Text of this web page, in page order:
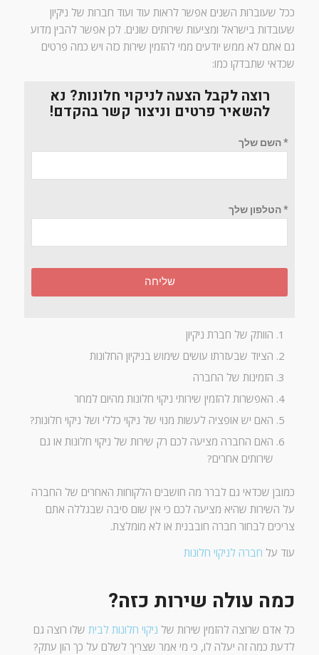
ככל שעוברות השנים אפשר לראות עוד ועוד חברות של ניקיון
שעובדות בישראל ומציעות שירותים שונים. לכן אפשר להבין מדוע
גם אתם לא ממש יודעים ממי להזמין שירות כזה ויש כמה פרטים
שכדאי שתבדקו כמו:
רוצה לקבל הצעה לניקוי חלונות? נא
להשאיר פרטים וניצור קשר בהקדם!
* השם שלך
* הטלפון שלך
שליחה
הוותק של חברת ניקיון
הציוד שבעזרתו עושים שימוש בניקיון החלונות
הזמינות של החברה
האפשרות להזמין שירותי ניקוי חלונות מהיום למחר
האם יש אופציה לעשות מנוי של ניקוי כללי ושל ניקוי חלונות?
האם החברה מציעה לכם רק שירות של ניקוי חלונות או גם
שירותים אחרים?
כמובן שכדאי גם לברר מה חושבים הלקוחות האחרים של החברה
על השירות שהיא מציעה לכם כי אין שום סיבה שבגללה אתם
צריכים לבחור חברה חובבנית או לא מומלצת.
עוד על חברה לניקוי חלונות
כמה עולה שירות כזה?
כל אדם שרוצה להזמין שירות של ניקוי חלונות לביתשלו רוצה גם
לדעת כמה זה יעלה לו, כי מי אמר שצריך לשלם על כך הון עתק?